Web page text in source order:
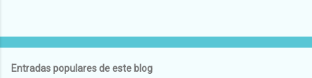
Entradas populares de este blog